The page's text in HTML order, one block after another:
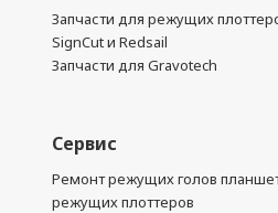
Запчасти для режущих
SignCut и Redsail
Запчасти для Gravotech
Сервис
Ремонт режущих голов
режущих плоттеров